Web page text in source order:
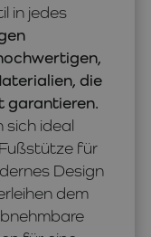
in jedes
die
garantieren.
sich ideal
für
Design
dem